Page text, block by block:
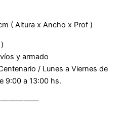
( Altura x Ancho x Prof )
y armado
/ Lunes a Viernes de
9:00 a 13:00 hs.
——————